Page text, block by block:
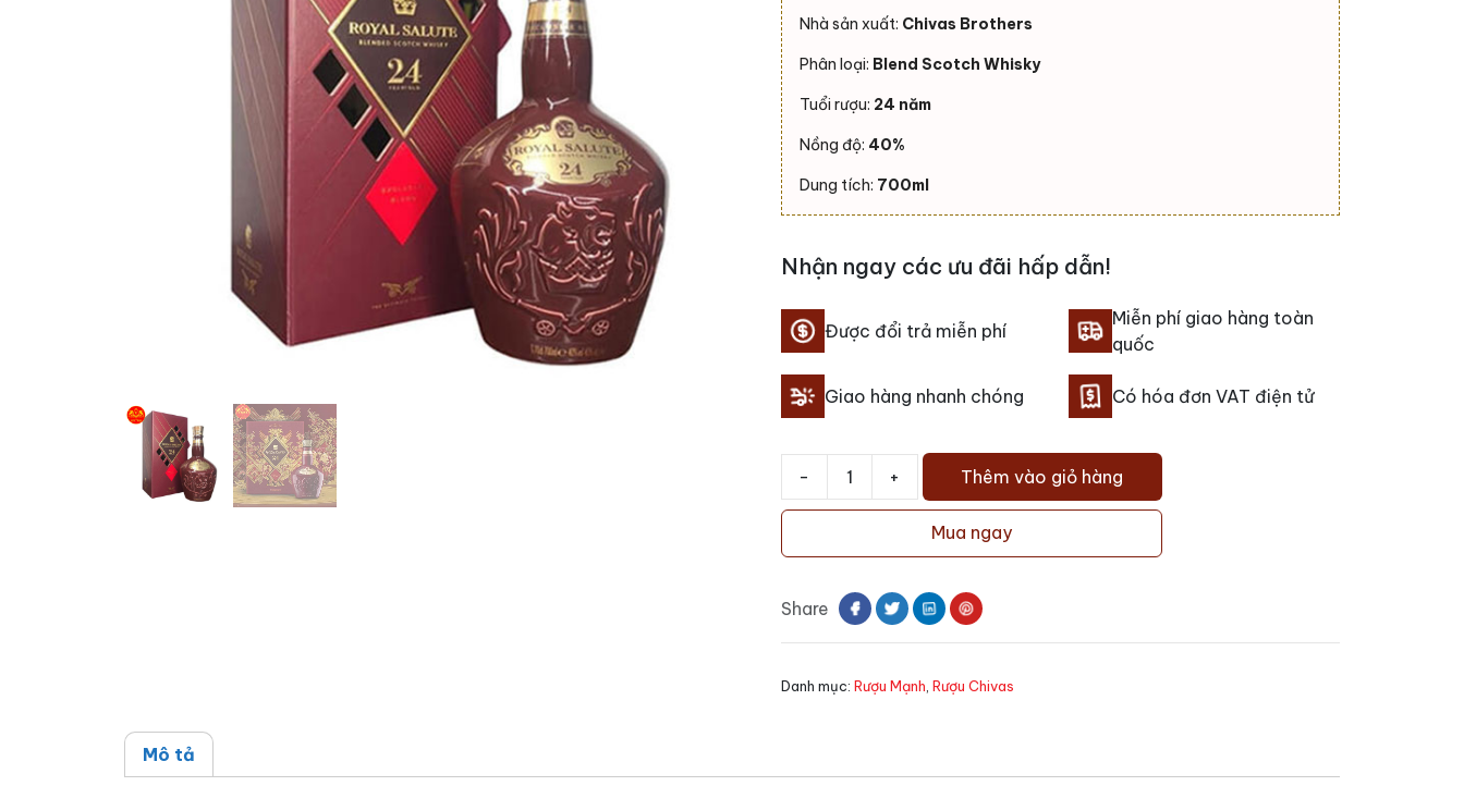
Nhà sản xuất: Chivas Brothers
Phân loại: Blend Scotch Whisky
Tuổi rượu: 24 năm
Nồng độ: 40%
Dung tích: 700ml
Nhận ngay các ưu đãi hấp dẫn!
Được đổi trả miễn phí
Miễn phí giao hàng toàn
quốc
Giao hàng nhanh chóng Có hóa đơn VAT điện tử
-
Chivas
Năm
số
+ Thêm vào giỏ hàng
Mua ngay
Share
Danh mục: Rượu Mạnh Rượu Chivas
Mô tả